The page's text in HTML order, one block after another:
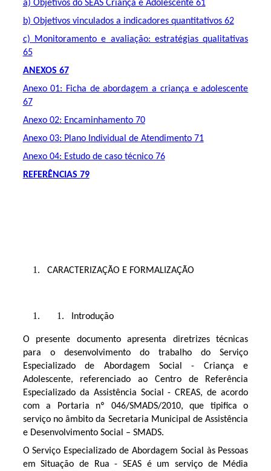
a) Objetivos do SEAS Criança e Adolescente 61
b) Objetivos vinculados a indicadores quantitativos 62
c) Monitoramento e avaliação: estratégias qualitativas
65
ANEXOS 67
Anexo 01: Ficha de abordagem a criança e adolescente
67
Anexo 02: Encaminhamento 70
Anexo 03: Plano Individual de Atendimento 71
Anexo 04: Estudo de caso técnico 76
REFERÊNCIAS 79
CARACTERIZAÇÃO E FORMALIZAÇÃO
Introdução
O presente documento apresenta diretrizes técnicas
para o desenvolvimento do trabalho do Serviço
Especializado de Abordagem Social - Criança e
Adolescente, referenciado ao Centro de Referência
Especializado da Assistência Social - CREAS, de acordo
com a Portaria nº 046/SMADS/2010, que tipifica o
serviço no âmbito da Secretaria Municipal de Assistência
e Desenvolvimento Social – SMADS.
O Serviço Especializado de Abordagem Social às Pessoas
em Situação de Rua - SEAS é um serviço de Média